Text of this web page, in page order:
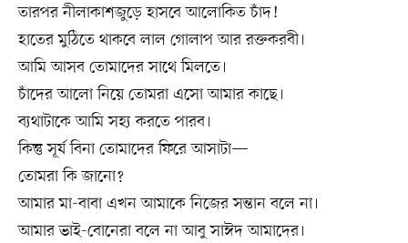
তারপর নীলাকাশজুড়ে হাসবে আলোকিত চাঁদ!
হাতের মুঠিতে থাকবে লাল গোলাপ আর রক্তকরবী।
আমি আসব তোমাদের সাথে মিলতে।
চাঁদের আলো নিয়ে তোমরা এসো আমার কাছে।
ব্যথাটাকে আমি সহ্য করতে পারব।
কিন্তু সূর্য বিনা তোমাদের ফিরে আসাটা—
তোমরা কি জানো?
আমার মা-বাবা এখন আমাকে নিজের সন্তান বলে না।
আমার ভাই-বোনেরা বলে না আবু সাঈদ আমাদের।